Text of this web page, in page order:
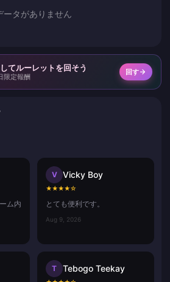
ータがありません
てルーレットを回そう
限定報酬
回す
ム内
V Vicky Boy
★★★★☆
とても便利です。
Aug 9, 2026
T Tebogo Teekay